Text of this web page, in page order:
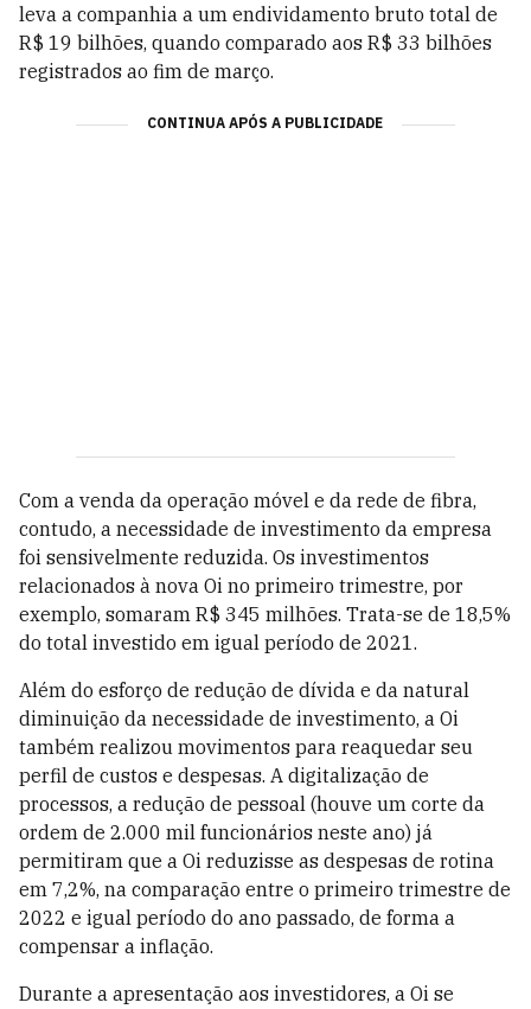
leva a companhia a um endividamento bruto total de
R$ 19 bilhões, quando comparado aos R$ 33 bilhões
registrados ao fim de março.
CONTINUA APÓS A PUBLICIDADE
Com a venda da operação móvel e da rede de fibra,
contudo, a necessidade de investimento da empresa
foi sensivelmente reduzida. Os investimentos
relacionados à nova Oi no primeiro trimestre, por
exemplo, somaram R$ 345 milhões. Trata-se de 18,5%
do total investido em igual período de 2021.
Além do esforço de redução de dívida e da natural
diminuição da necessidade de investimento, a Oi
também realizou movimentos para reaquedar seu
perfil de custos e despesas. A digitalização de
processos, a redução de pessoal (houve um corte da
ordem de 2.000 mil funcionários neste ano) já
permitiram que a Oi reduzisse as despesas de rotina
em 7,2%, na comparação entre o primeiro trimestre de
2022 e igual período do ano passado, de forma a
compensar a inflação.
Durante a apresentação aos investidores, a Oi se